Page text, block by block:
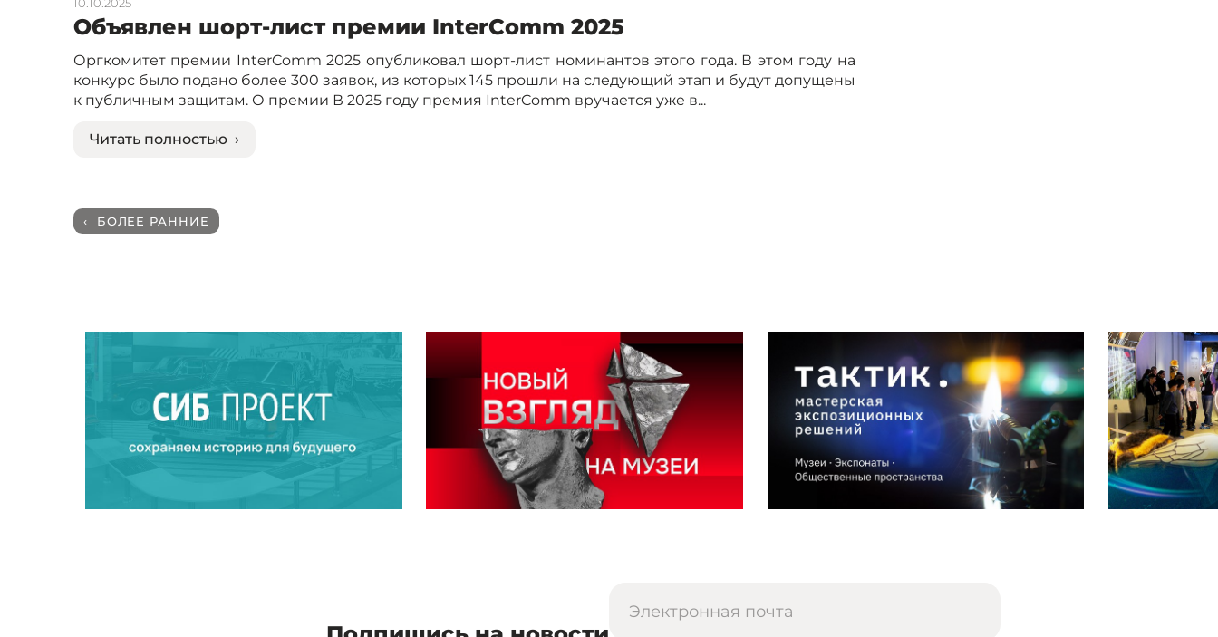
Объявлен шорт-лист премии InterComm 2025
Оргкомитет премии InterComm 2025 опубликовал шорт-лист номинантов этого года. В этом году на
конкурс было подано более 300 заявок, из которых 145 прошли на следующий этап и будут допущены
к публичным защитам. О премии В 2025 году премия InterComm вручается уже в...
Читать полностью ›
‹ БОЛЕЕ РАННИЕ